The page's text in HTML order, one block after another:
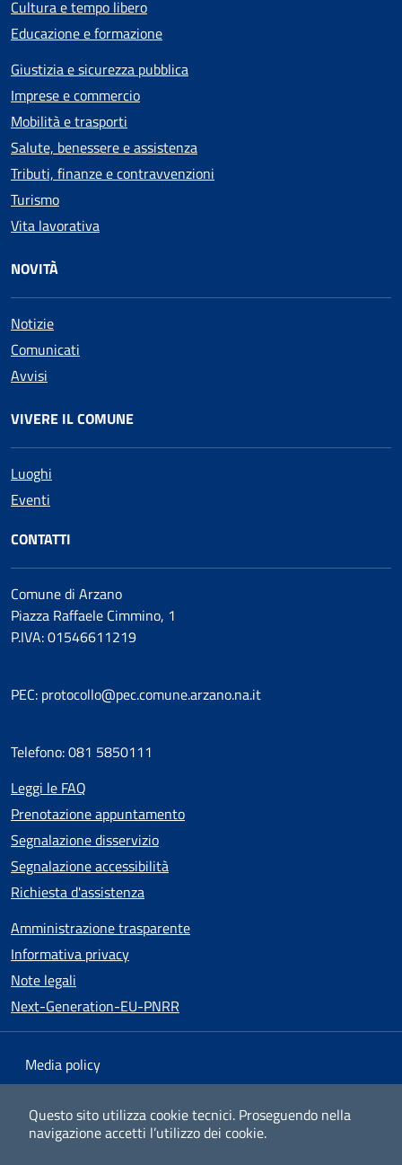
Questo sito utilizza cookie tecnici. Proseguendo nella
navigazione accetti l’utilizzo dei cookie.
Cultura e tempo libero
Educazione e formazione
Giustizia e sicurezza pubblica
Imprese e commercio
Mobilità e trasporti
Salute, benessere e assistenza
Tributi, finanze e contravvenzioni
Turismo
Vita lavorativa
NOVITÀ
Notizie
Comunicati
Avvisi
VIVERE IL COMUNE
Luoghi
Eventi
CONTATTI
Comune di Arzano
Piazza Raffaele Cimmino, 1
P.IVA: 01546611219
PEC: protocollo@pec.comune.arzano.na.it
Telefono: 081 5850111
Leggi le FAQ
Prenotazione appuntamento
Segnalazione disservizio
Segnalazione accessibilità
Richiesta d'assistenza
Amministrazione trasparente
Informativa privacy
Note legali
Next-Generation-EU-PNRR
Media policy
Dichiarazione di accessibilità